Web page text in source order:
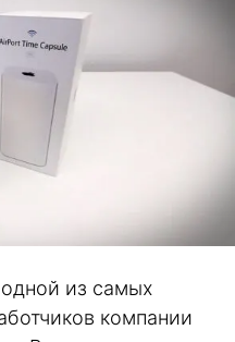
из самых
компании